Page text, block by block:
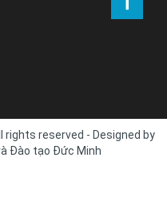
reserved - Designed by
Đào tạo Đức Minh